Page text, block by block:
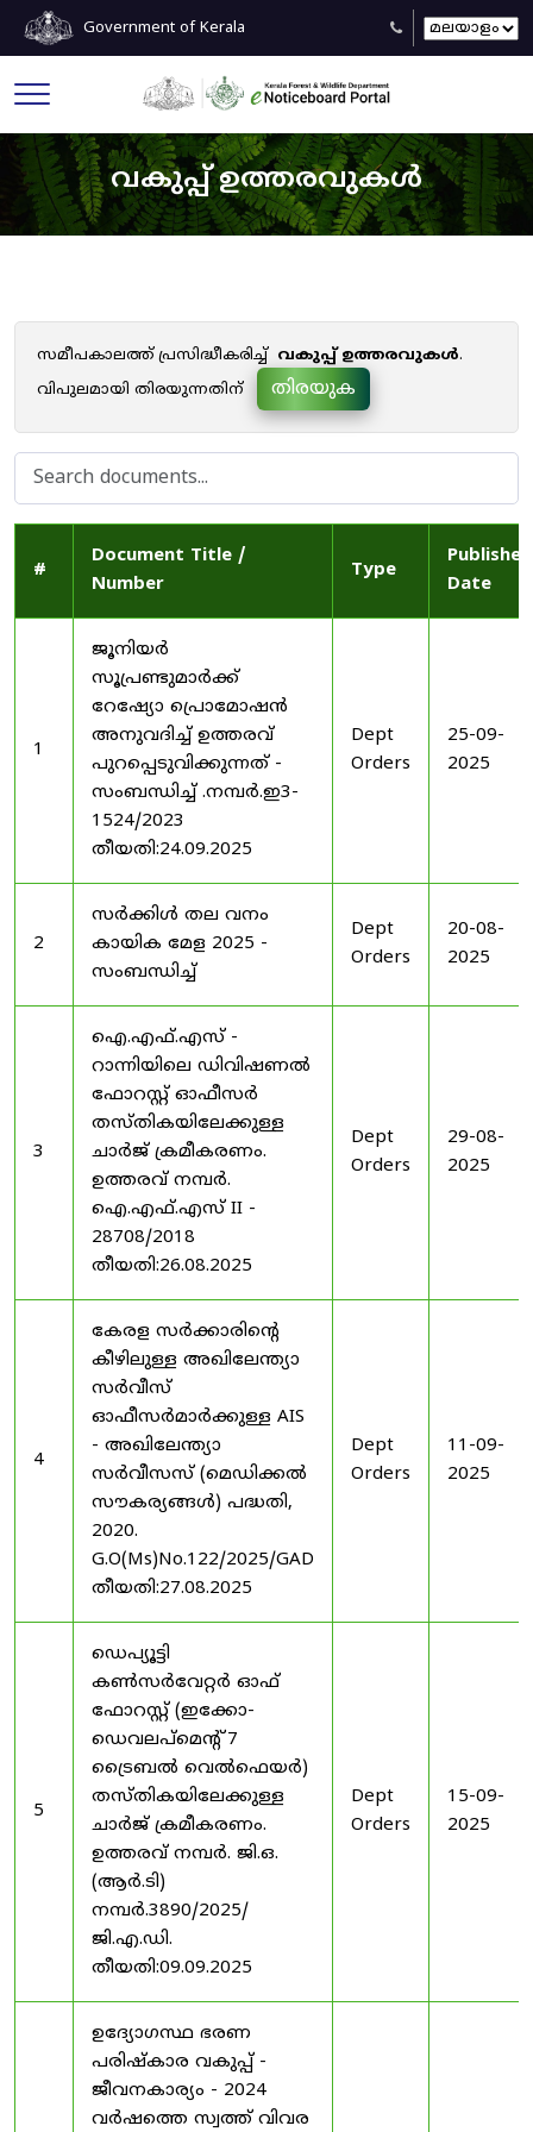
Government of Kerala
വകുപ്പ് ഉത്തരവുകൾ
സമീപകാലത്ത് പ്രസിദ്ധീകരിച്ച് വകുപ്പ് ഉത്തരവുകൾ.
വിപുലമായി തിരയുന്നതിന്
തിരയുക
#
Document Title /
Number
Type
Published
Date
1
ജൂനിയർ
സൂപ്രണ്ടുമാർക്ക്
റേഷ്യോ പ്രൊമോഷൻ
അനുവദിച്ച് ഉത്തരവ്
പുറപ്പെടുവിക്കുന്നത് -
സംബന്ധിച്ച് .നമ്പർ.ഇ3-
1524/2023
തീയതി:24.09.2025
Dept
Orders
25-09-
2025
2
സർക്കിൾ തല വനം
കായിക മേള 2025 -
സംബന്ധിച്ച്
Dept
Orders
20-08-
2025
3
ഐ.എഫ്.എസ് -
റാന്നിയിലെ ഡിവിഷണൽ
ഫോറസ്റ്റ് ഓഫീസർ
തസ്തികയിലേക്കുള്ള
ചാർജ് ക്രമീകരണം.
ഉത്തരവ് നമ്പർ.
ഐ.എഫ്.എസ് II -
28708/2018
തീയതി:26.08.2025
Dept
Orders
29-08-
2025
4
കേരള സർക്കാരിന്റെ
കീഴിലുള്ള അഖിലേന്ത്യാ
സർവീസ്
ഓഫീസർമാർക്കുള്ള AIS
- അഖിലേന്ത്യാ
സർവീസസ് (മെഡിക്കൽ
സൗകര്യങ്ങൾ) പദ്ധതി,
2020.
G.O(Ms)No.122/2025/GAD
തീയതി:27.08.2025
Dept
Orders
11-09-
2025
5
ഡെപ്യൂട്ടി
കൺസർവേറ്റർ ഓഫ്
ഫോറസ്റ്റ് (ഇക്കോ-
ഡെവലപ്മെന്റ് 7
ട്രൈബൽ വെൽഫെയർ)
തസ്തികയിലേക്കുള്ള
ചാർജ് ക്രമീകരണം.
ഉത്തരവ് നമ്പർ. ജി.ഒ.
(ആർ.ടി)
നമ്പർ.3890/2025/
ജി.എ.ഡി.
തീയതി:09.09.2025
Dept
Orders
15-09-
2025
ഉദ്യോഗസ്ഥ ഭരണ
പരിഷ്കാര വകുപ്പ് -
ജീവനകാര്യം - 2024
വർഷത്തെ സ്വത്ത് വിവര